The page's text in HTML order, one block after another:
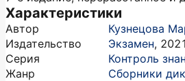
Характеристики
Автор
Кузнецова
Издательство
Экзамен, 2021
Серия
Контроль
Жанр
Сборники